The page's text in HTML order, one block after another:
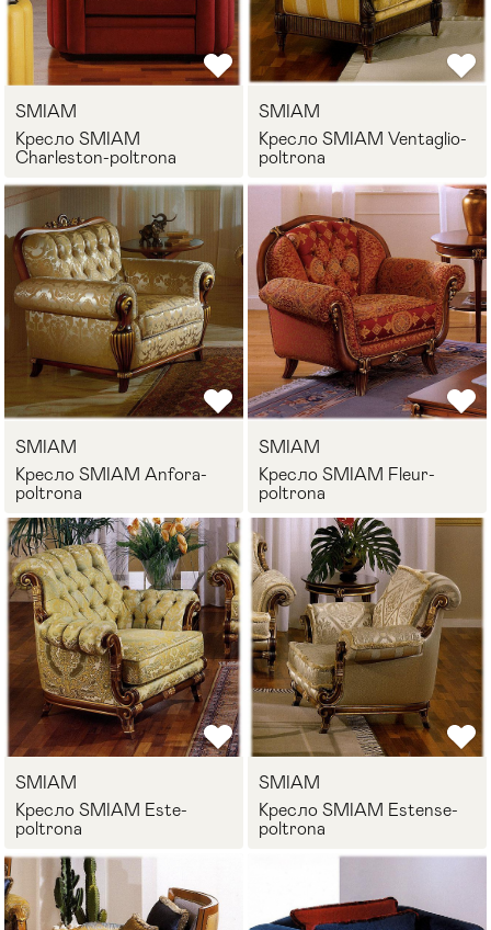
SMIAM
Кресло SMIAM
Charleston-poltrona
SMIAM
Кресло SMIAM Ventaglio-
poltrona
SMIAM
Кресло SMIAM Anfora-
poltrona
SMIAM
Кресло SMIAM Fleur-
poltrona
SMIAM
Кресло SMIAM Este-
poltrona
SMIAM
Кресло SMIAM Estense-
poltrona